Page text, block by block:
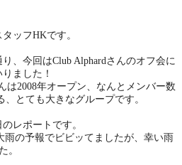
ッフHKです。
、今回はClub Alphardさんのオフ会に
ました！
は2008年オープン、なんとメンバー数
、とても大きなグループです。
レポートです。
雨の予報でビビッてましたが、幸い雨
。